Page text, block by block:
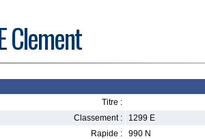
Clement
Titre :
Classement :
1299 E
Rapide :
990 N